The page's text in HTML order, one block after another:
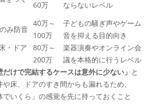
円かける前に考えたい、資産価値や住み
とマンションで、防音リフォームに向く
を解説
ム補助金や助成金の確認と、住み替えと
スト比較
ムと不動産の相談を両方できる！バラ
60万
ならないレベル
み防音
40万～
100万
子どもの騒ぎ声やゲーム
音を抑える目的向き
・ドア
80万～
200万
楽器演奏やオンライン会
議を本格的に行うレベル
だけで完結するケースは意外に少ない」 と
床、ドアのすき間からも漏れるため、
でいくら」の感覚を先に持っておくこと